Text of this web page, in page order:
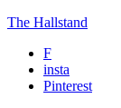
The Hallstand
F
insta
Pinterest